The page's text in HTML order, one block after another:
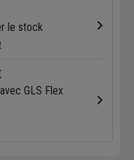
le stock
GLS Flex